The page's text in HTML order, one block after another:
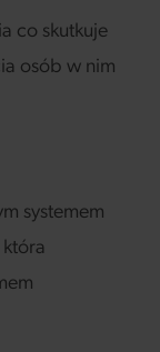
co skutkuje
osób w nim
systemem